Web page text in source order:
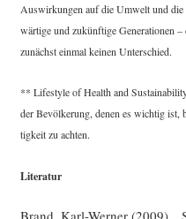
Aus­wir­kun­gen auf die Umwelt und
wär­ti­ge und zukünf­ti­ge Gene­ra­tio­nen
zunächst ein­mal kei­nen Unterschied.
** Life­style of Health and
der Bevöl­ke­rung, denen es wich­tig
tig­keit zu achten.
Lite­ra­tur